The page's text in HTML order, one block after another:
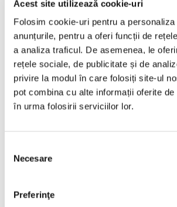
Acest site utilizează cookie-uri
Folosim cookie-uri pentru a
anunțurile, pentru a oferi funcții de
a analiza traficul. De asemenea, le
rețele sociale, de publicitate și de
privire la modul în care folosiți site-ul
pot combina cu alte informații oferite
în urma folosirii serviciilor lor.
consimțământului
Necesare
Preferinţe
din colecția Muzeului „Dr.
Minovici”, la Palatul Suțu
Piese de ceramică românească
colecția Muzeului „Dr. Nicolae
prezentate la Palatul Suțu
începând cu 23 ianuarie.
Continuă lectura >